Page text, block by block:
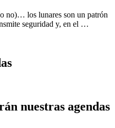
no)… los lunares son un patrón
seguridad y, en el …
nuestras agendas